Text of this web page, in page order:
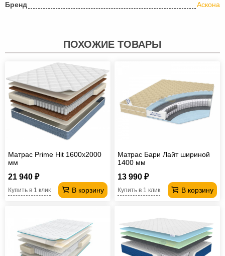
Бренд
Аскона
ПОХОЖИЕ ТОВАРЫ
Матрас Prime Hit 1600х2000
мм
21 940 ₽
В корзину
Купить в 1 клик
Матрас Бари Лайт шириной
1400 мм
13 990 ₽
В корзину
Купить в 1 клик